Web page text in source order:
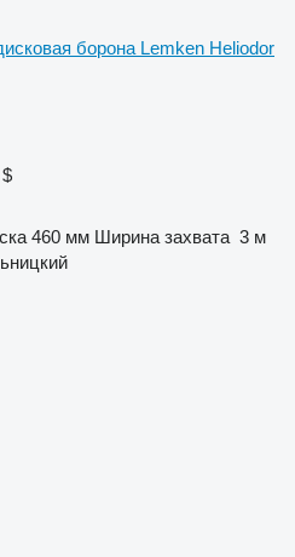
борона Lemken Heliodor
460 мм Ширина захвата 3 м